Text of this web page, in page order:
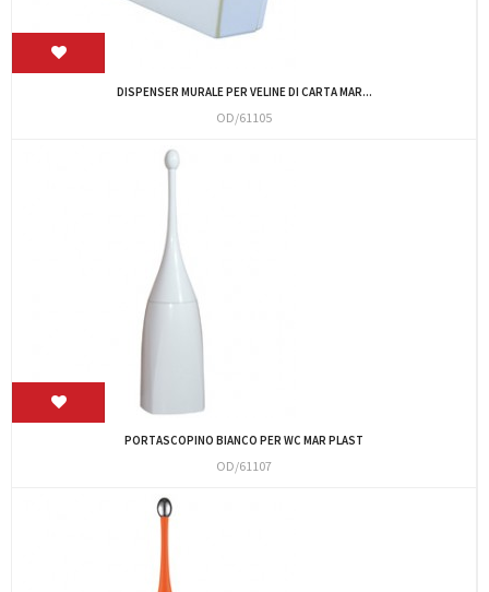
DISPENSER MURALE PER VELINE DI CARTA MAR...
OD/61105
PORTASCOPINO BIANCO PER WC MAR PLAST
OD/61107